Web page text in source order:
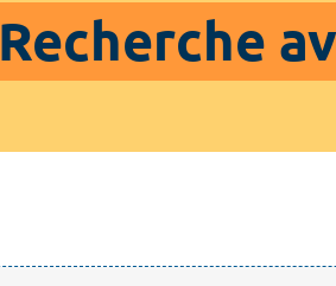
Recherche